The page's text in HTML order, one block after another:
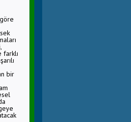
farklı
bir